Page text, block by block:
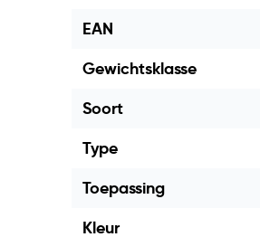
EAN
Gewichtsklasse
Soort
Type
Toepassing
Kleur